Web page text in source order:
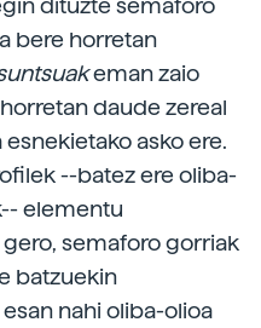
dituzte semaforo
bere horretan
eman zaio
daude zereal
asko ere.
--batez ere oliba-
elementu
semaforo gorriak
batzuekin
nahi oliba-olioa